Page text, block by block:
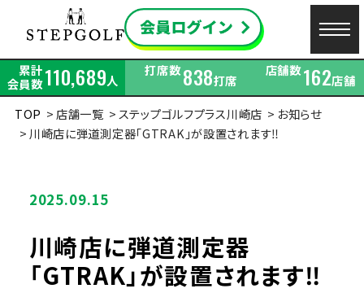
累計
会員数110,689人
打席数838打席
店舗数162店舗
TOP
店舗一覧 ステップゴルフプラス川崎店
お知らせ
川崎店に弾道測定器「GTRAK」が設置されます‼
2025.09.15
川崎店に弾道測定器
「GTRAK」が設置されます‼